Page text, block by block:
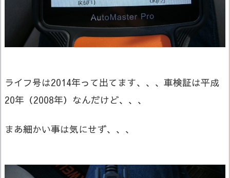
ライフ号は2014年って出てます、、、車検証は平成
20年（2008年）なんだけど、、、
まあ細かい事は気にせず、、、